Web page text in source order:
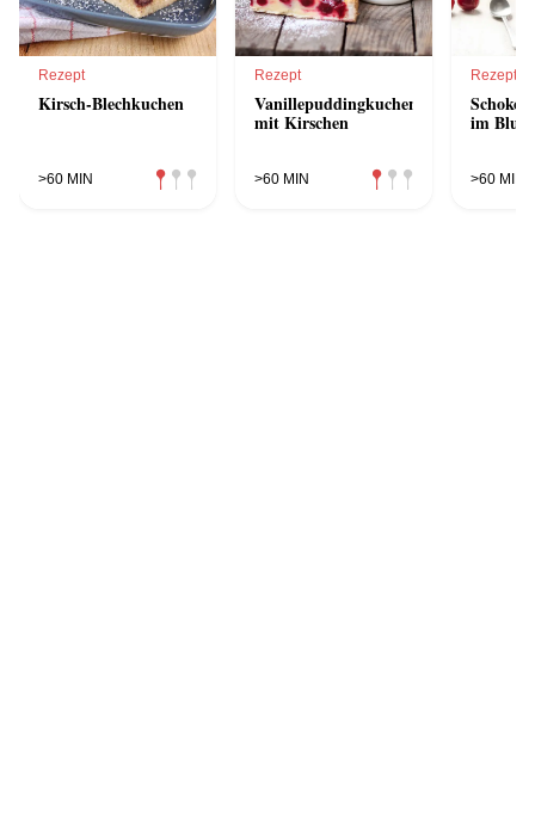
Rezept
Kirsch-Blechkuchen
>60 MIN
Rezept
Vanillepuddingkuchen
mit Kirschen
>60 MIN
Rezept
im
>60 MIN